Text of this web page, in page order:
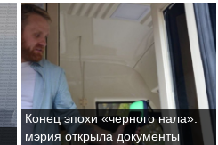
Конец эпохи «черного нала»:
мэрия открыла документы